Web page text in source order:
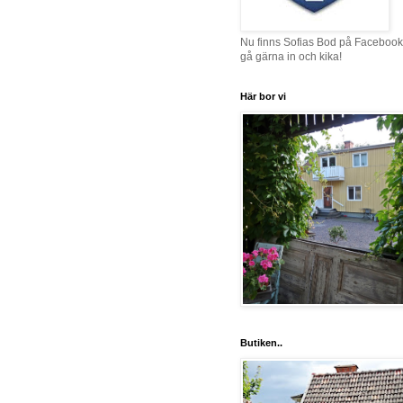
Nu finns Sofias Bod på
gå gärna in och kika!
Här bor vi
Butiken..